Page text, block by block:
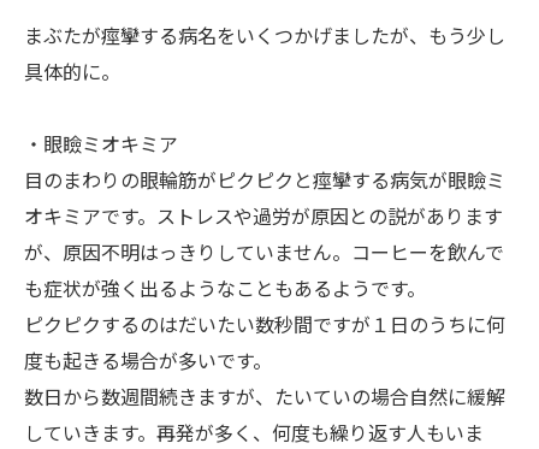
まぶたが痙攣する病名をいくつかげましたが、もう少し
具体的に。
・眼瞼ミオキミア
目のまわりの眼輪筋がピクピクと痙攣する病気が眼瞼ミ
オキミアです。ストレスや過労が原因との説があります
が、原因不明はっきりしていません。コーヒーを飲んで
も症状が強く出るようなこともあるようです。
ピクピクするのはだいたい数秒間ですが１日のうちに何
度も起きる場合が多いです。
数日から数週間続きますが、たいていの場合自然に緩解
していきます。再発が多く、何度も繰り返す人もいま